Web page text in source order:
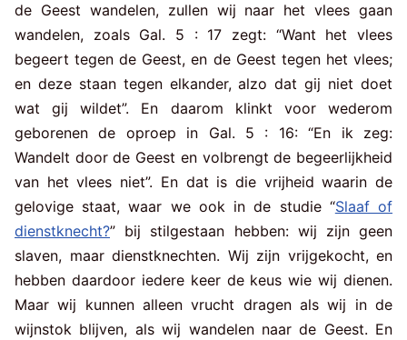
de Geest wandelen, zullen wij naar het vlees gaan
wandelen, zoals Gal. 5 : 17 zegt: “Want het vlees
begeert tegen de Geest, en de Geest tegen het vlees;
en deze staan tegen elkander, alzo dat gij niet doet
wat gij wildet”. En daarom klinkt voor wederom
geborenen de oproep in Gal. 5 : 16: “En ik zeg:
Wandelt door de Geest en volbrengt de begeerlijkheid
van het vlees niet”. En dat is die vrijheid waarin de
gelovige staat, waar we ook in de studie “Slaaf of
dienstknecht?” bij stilgestaan hebben: wij zijn geen
slaven, maar dienstknechten. Wij zijn vrijgekocht, en
hebben daardoor iedere keer de keus wie wij dienen.
Maar wij kunnen alleen vrucht dragen als wij in de
wijnstok blijven, als wij wandelen naar de Geest. En